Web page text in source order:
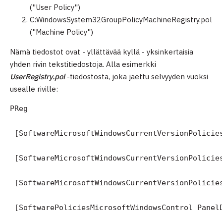
("User Policy")
C:WindowsSystem32GroupPolicyMachineRegistry.pol
("Machine Policy")
Nämä tiedostot ovat - yllättävää kyllä - yksinkertaisia
yhden rivin tekstitiedostoja. Alla esimerkki
UserRegistry.pol-tiedostosta, joka jaettu selvyyden vuoksi
usealle riville:
PReg
[SoftwarePoliciesMicrosoftWindowsControl